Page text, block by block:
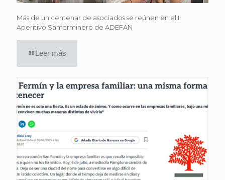
Más de un centenar de asociados se reúnen en el II
Aperitivo Sanferminero de ADEFAN
Leer más